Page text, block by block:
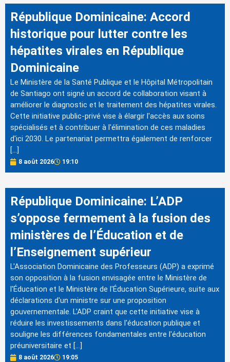
République Dominicaine: Accord
historique pour lutter contre les
hépatites virales en République
Dominicaine
Le Ministère de la Santé Publique et le Hôpital Métropolitain
de Santiago ont signé un accord de collaboration visant à
améliorer le diagnostic et le traitement des hépatites virales.
Cette initiative public-privé vise à élargir l'accès aux soins
spécialisés et à contribuer à l'élimination de ces maladies
d'ici 2030. Le partenariat permettra également de renforcer
[…]
8 août 2026 19:10
République Dominicaine: L’ADP
s’oppose fermement à la fusion des
ministères de l’Éducation et de
l’Enseignement supérieur
L'Association Dominicaine des Professeurs (ADP) a exprimé
son opposition à la fusion envisagée entre le Ministère de
l'Éducation et le Ministère de l'Éducation Supérieure, suite aux
déclarations d'un ministre sur une proposition
gouvernementale. L'ADP craint que cette initiative vise à
réduire les investissements dans l'éducation publique et
souligne les différences fondamentales entre l'éducation
préuniversitaire et […]
8 août 2026 19:05